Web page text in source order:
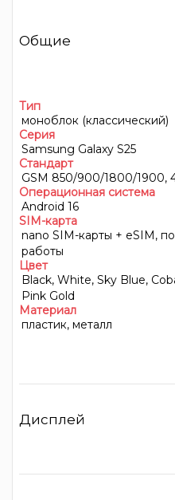
Общие
Тип
моноблок (классический)
Серия
Samsung Galaxy S25
Стандарт
GSM 850/900/1800/1900,
Операционная система
Android 16
SIM-карта
nano SIM-карты + eSIM,
работы
Цвет
Black, White, Sky Blue,
Pink Gold
Материал
пластик, металл
Дисплей